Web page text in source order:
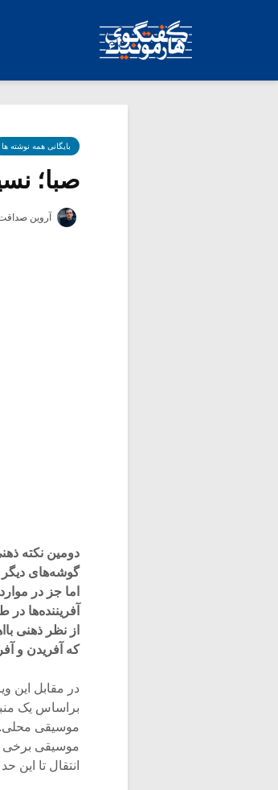
بایگانی همه نوشته ها
صبا؛
آروین
دومین نکته
گوشه‌های دیگر
اما جز در
آفریننده‌ها
که آفریدن و
در مقابل این
براساس یک
موسیقی محلی.
موسیقی برخی
انتقال تا